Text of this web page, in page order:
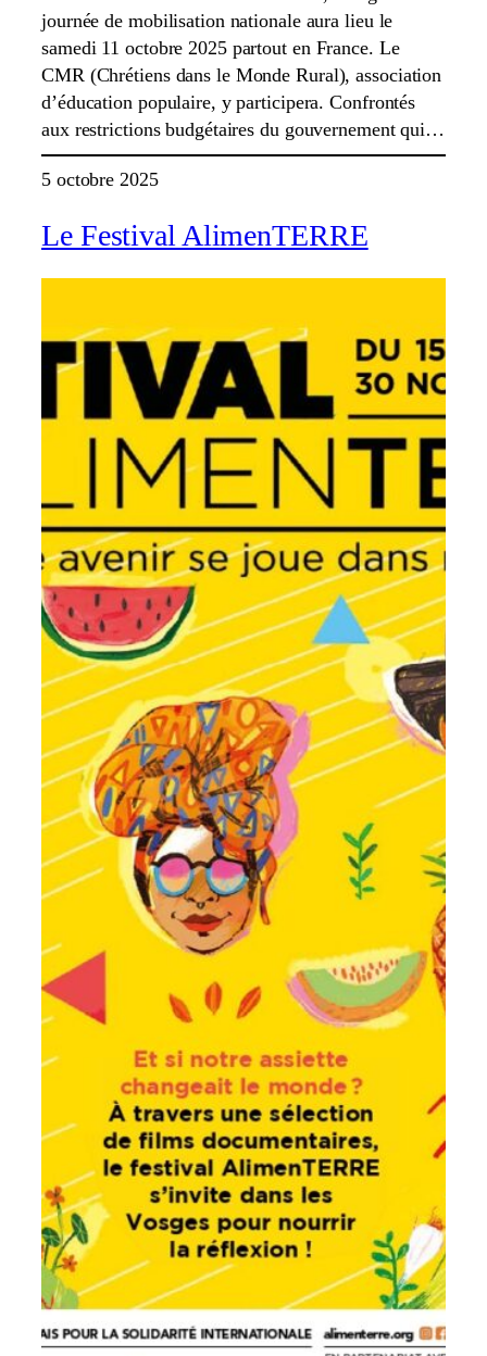
journée de mobilisation nationale aura lieu le
samedi 11 octobre 2025 partout en France. Le
CMR (Chrétiens dans le Monde Rural), association
d’éducation populaire, y participera. Confrontés
aux restrictions budgétaires du gouvernement qui…
5 octobre 2025
Le Festival AlimenTERRE